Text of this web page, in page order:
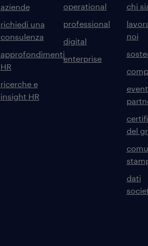
aziende
richiedi una
consulenza
approfondimenti
HR
ricerche e
insight HR
operational
professional
digital
enterprise
chi
noi
del
dati